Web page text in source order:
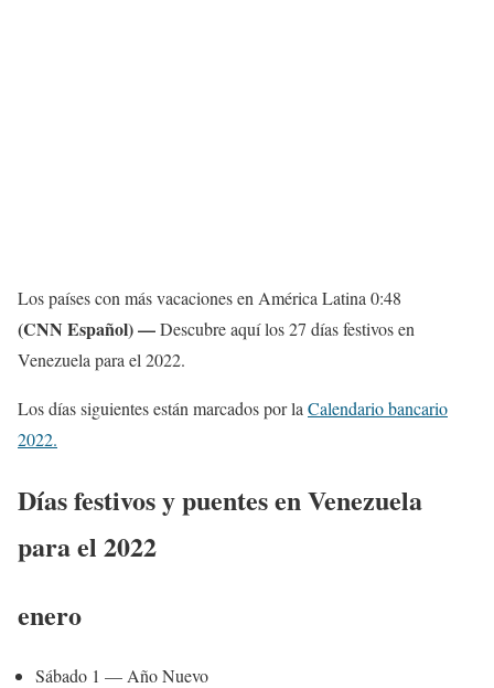
Los países con más vacaciones en América Latina 0:48
(CNN Español) —Descubre aquí los 27 días festivos en
Venezuela para el 2022.
Los días siguientes están marcados por la Calendario bancario
2022.
Días festivos y puentes en Venezuela
para el 2022
enero
Sábado 1 — Año Nuevo